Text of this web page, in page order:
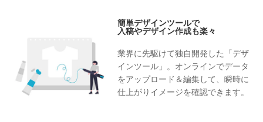
簡単デザインツールで
入稿やデザイン作成も楽々
業界に先駆けて独自開発した「デザ
インツール」。オンラインでデータ
をアップロード＆編集して、瞬時に
仕上がりイメージを確認できます。